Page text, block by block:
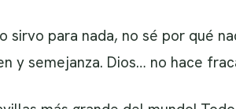
sirvo para nada, no sé por qué
y semejanza. Dios… no hace